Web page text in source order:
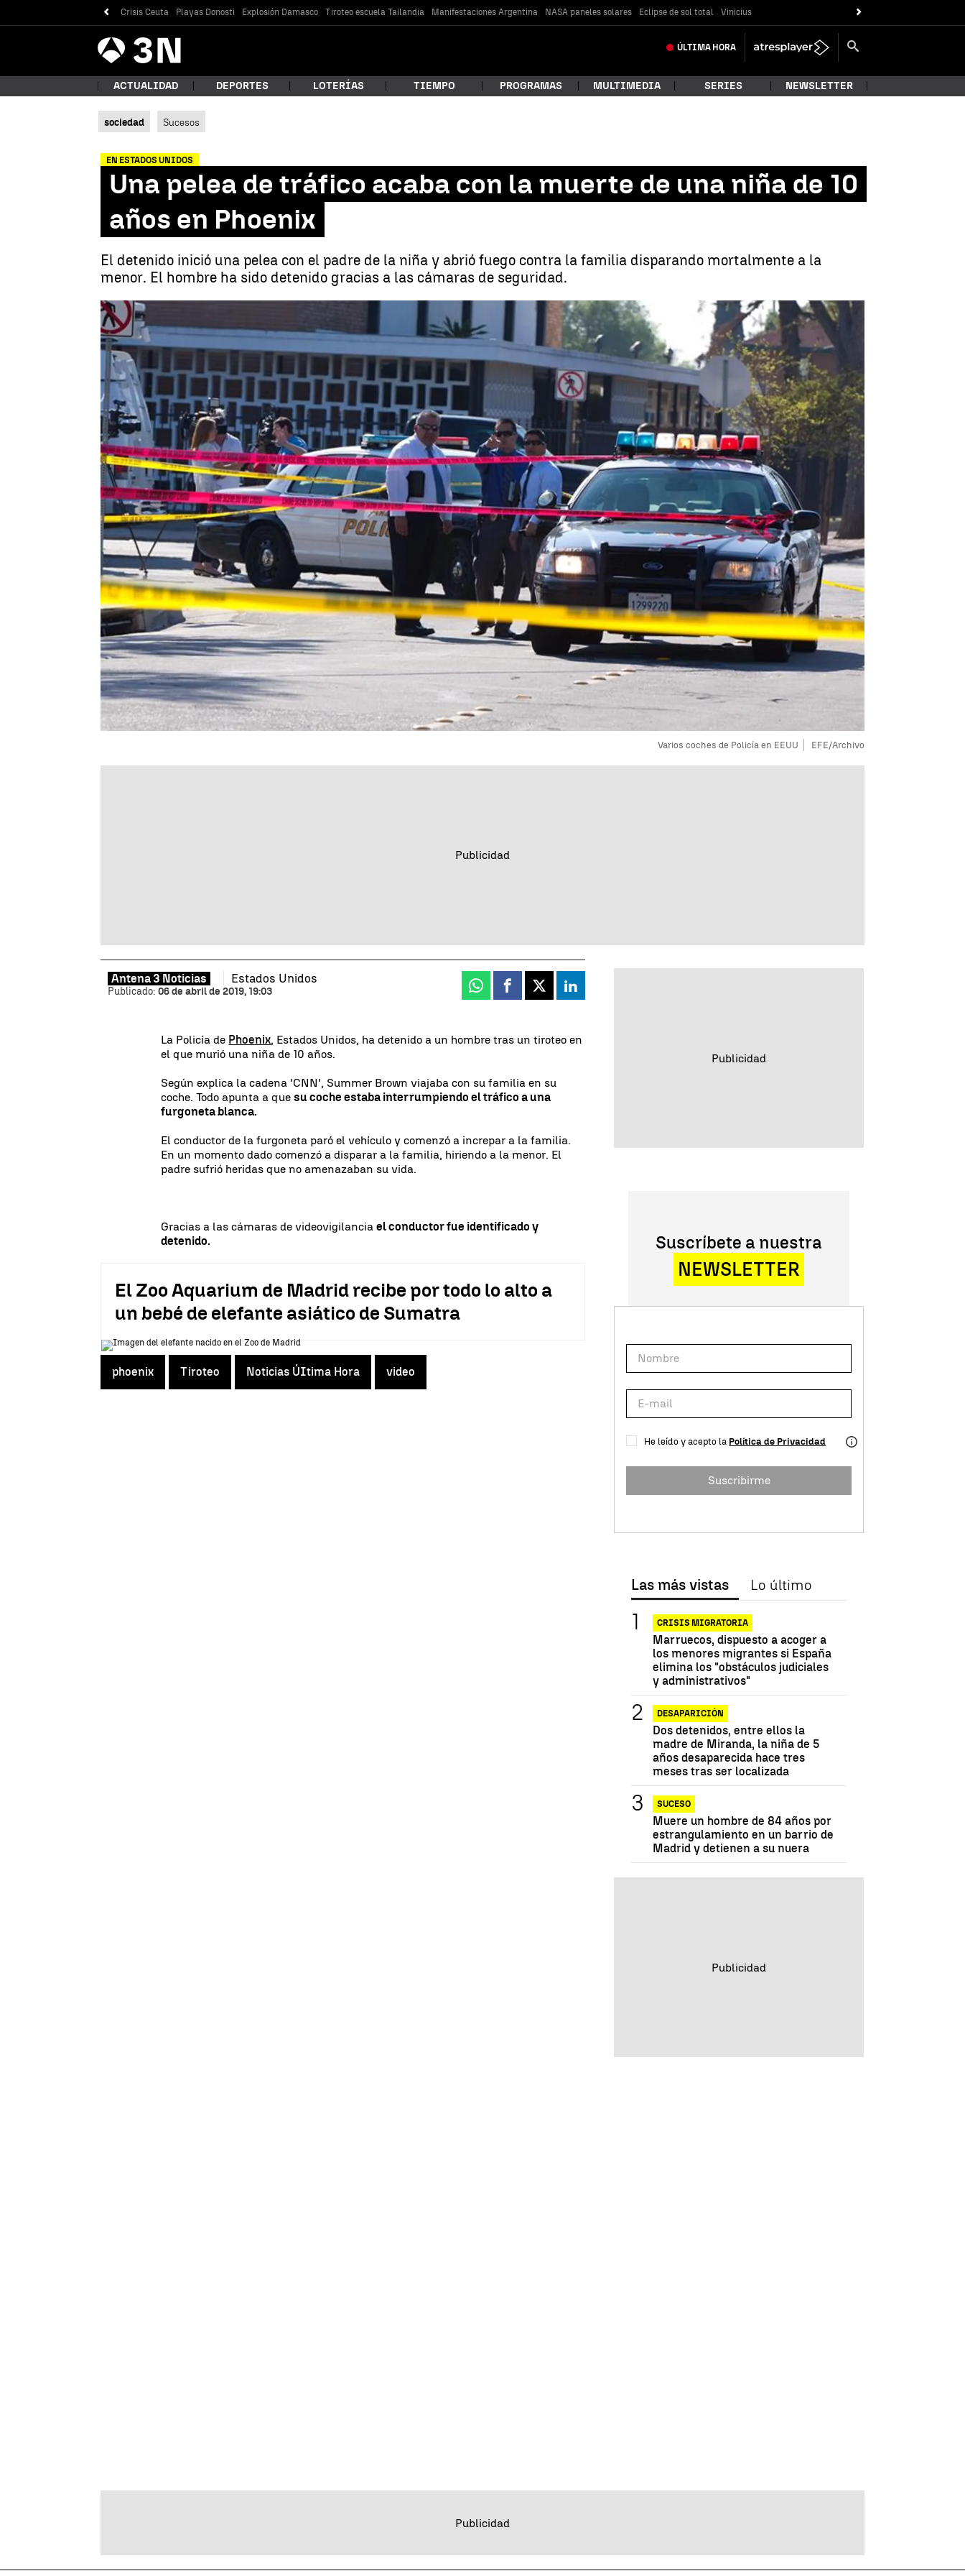
Crisis Ceuta Playas Donosti Explosión Damasco Tiroteo escuela Tailandia Manifestaciones Argentina NASA paneles solares Eclipse de sol total Vinicius
Antena
3 Noticias ÚLTIMA HORA
¿Qué estás buscando?
Buscar
ACTUALIDAD DEPORTES LOTERÍAS TIEMPO PROGRAMAS MULTIMEDIA SERIES NEWSLETTER
sociedad Sucesos
EN ESTADOS UNIDOS
Una pelea de tráfico acaba con la muerte de una niña de 10
años en Phoenix
El detenido inició una pelea con el padre de la niña y abrió fuego contra la familia disparando mortalmente a la
menor. El hombre ha sido detenido gracias a las cámaras de seguridad.
Varios coches de Policía en EEUU EFE/Archivo
Antena 3 Noticias Estados Unidos
Publicado: 06 de abril de 2019, 19:03 Whatsapp
Facebook
X Linkedin
La Policía de Phoenix, Estados Unidos, ha detenido a un hombre tras un tiroteo en
el que murió una niña de 10 años.
Según explica la cadena 'CNN', Summer Brown viajaba con su familia en su
coche. Todo apunta a quesu coche estaba interrumpiendo el tráfico a una
furgoneta blanca.
El conductor de la furgoneta paró el vehículo y comenzó a increpar a la familia.
En un momento dado comenzó a disparar a la familia, hiriendo a la menor. El
padre sufrió heridas que no amenazaban su vida.
Gracias a las cámaras de videovigilanciael conductor fue identificado y
detenido.
El Zoo Aquarium de Madrid recibe por todo lo alto a
un bebé de elefante asiático de Sumatra
phoenix Tiroteo Noticias ÚItima Hora video
Suscríbete a nuestra
NEWSLETTER
He leído y acepto la Política de Privacidad
Suscribirme
Las más vistas Lo último
CRISIS MIGRATORIA
Marruecos, dispuesto a acoger a
los menores migrantes si España
elimina los "obstáculos judiciales
y administrativos"
DESAPARICIÓN
Dos detenidos, entre ellos la
madre de Miranda, la niña de 5
años desaparecida hace tres
meses tras ser localizada
SUCESO
Muere un hombre de 84 años por
estrangulamiento en un barrio de
Madrid y detienen a su nuera